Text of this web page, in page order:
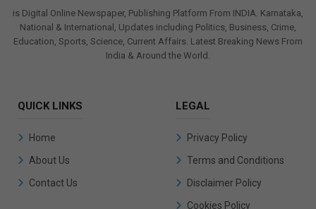
is Digital Online Newspaper, Publishing Platform From INDIA. Karnataka,
National & International, Updates including Politics, Business, Crime,
Education, Sports, Science, Current Affairs. Latest Breaking News From
India & Around the World.
QUICK LINKS
Home
About Us
Contact Us
LEGAL
Privacy Policy
Terms and Conditions
Disclaimer Policy
Cookies Policy